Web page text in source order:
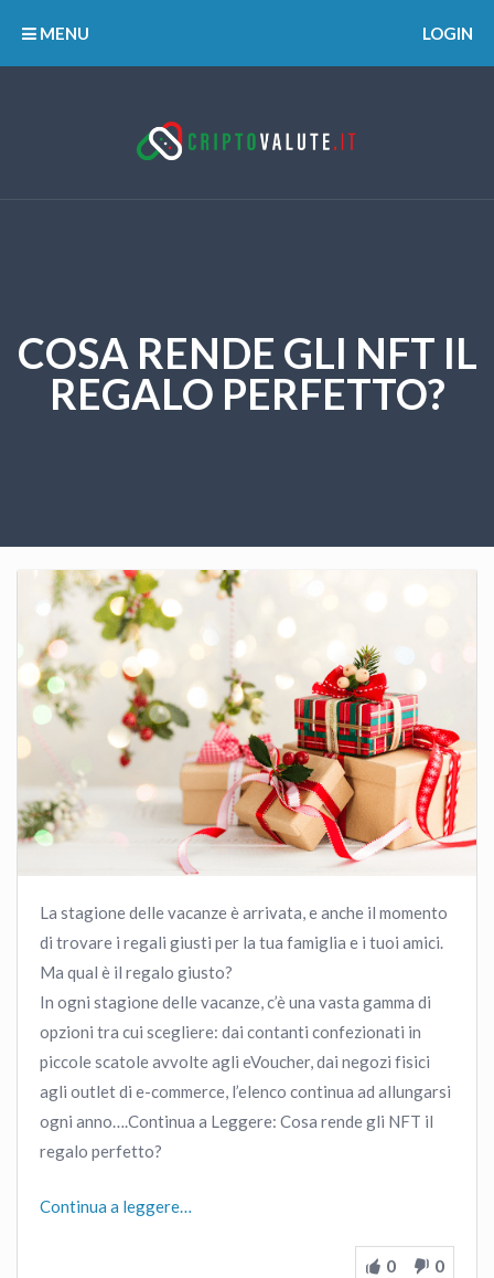
MENU LOGIN
COSA RENDE GLI NFT IL
REGALO PERFETTO?
La stagione delle vacanze è arrivata, e anche il momento
di trovare i regali giusti per la tua famiglia e i tuoi amici.
Ma qual è il regalo giusto?
In ogni stagione delle vacanze, c’è una vasta gamma di
opzioni tra cui scegliere: dai contanti confezionati in
piccole scatole avvolte agli eVoucher, dai negozi fisici
agli outlet di e-commerce, l’elenco continua ad allungarsi
ogni anno….Continua a Leggere: Cosa rende gli NFT il
regalo perfetto?
Continua a leggere…
0 0